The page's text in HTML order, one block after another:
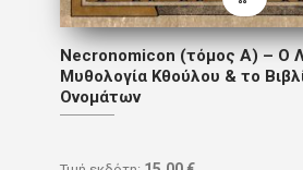
Necronomicon (τόμος Α) – Ο
Μυθολογία Κθούλου & το
Ονομάτων